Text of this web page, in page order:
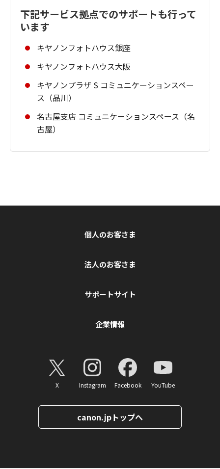
下記サービス拠点でのサポートも行って
います
キヤノンフォトハウス銀座
キヤノンフォトハウス大阪
キヤノンプラザ S コミュニケーションスペー
ス（品川）
名古屋支店 コミュニケーションスペース（名
古屋）
個人のお客さま
法人のお客さま
サポートサイト
企業情報
X Instagram Facebook YouTube
canon.jpトップへ